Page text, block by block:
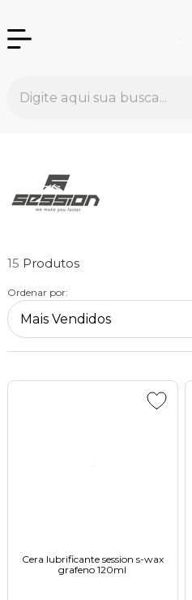
15
Ordenar por:
Cera lubrificante session s-wax
grafeno 120ml